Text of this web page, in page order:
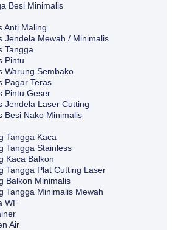
Besi Minimalis
Anti Maling
Jendela Mewah / Minimalis
Tangga
Pintu
Warung Sembako
Pagar Teras
Pintu Geser
Jendela Laser Cutting
Besi Nako Minimalis
Tangga Kaca
Tangga Stainless
Kaca Balkon
Tangga Plat Cutting Laser
Balkon Minimalis
Tangga Minimalis Mewah
WF
Air